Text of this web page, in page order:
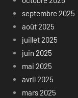
septembre 2025
août 2025
juillet 2025
juin 2025
mai 2025
avril 2025
mars 2025